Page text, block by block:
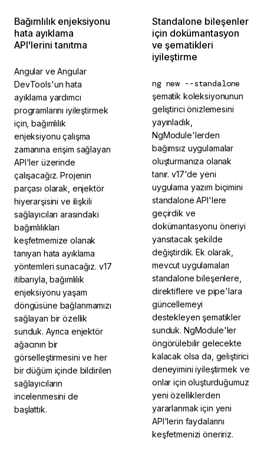
Bağımlılık enjeksiyonu
hata ayıklama
API'lerini tanıtma
Angular ve Angular
DevTools'un hata
ayıklama yardımcı
programlarını iyileştirmek
için, bağımlılık
enjeksiyonu çalışma
zamanına erişim sağlayan
API'ler üzerinde
çalışacağız. Projenin
parçası olarak, enjektör
hiyerarşisini ve ilişkili
sağlayıcıları arasındaki
bağımlılıkları
keşfetmemize olanak
tanıyan hata ayıklama
yöntemleri sunacağız. v17
itibarıyla, bağımlılık
enjeksiyonu yaşam
döngüsüne bağlanmamızı
sağlayan bir özellik
sunduk. Ayrıca enjektör
ağacının bir
görselleştirmesini ve her
bir düğüm içinde bildirilen
sağlayıcıların
incelenmesini de
başlattık.
Standalone bileşenler
için dokümantasyon
ve şematikleri
iyileştirme
ng new --standalone
şematik koleksiyonunun
geliştirici önizlemesini
yayınladık,
NgModule'lerden
bağımsız uygulamalar
oluşturmanıza olanak
tanır. v17'de yeni
uygulama yazım biçimini
standalone API'lere
geçirdik ve
dokümantasyonu öneriyi
yansıtacak şekilde
değiştirdik. Ek olarak,
mevcut uygulamaları
standalone bileşenlere,
direktiflere ve pipe'lara
güncellemeyi
destekleyen şematikler
sunduk. NgModule'ler
öngörülebilir gelecekte
kalacak olsa da, geliştirici
deneyimini iyileştirmek ve
onlar için oluşturduğumuz
yeni özelliklerden
yararlanmak için yeni
API'lerin faydalarını
keşfetmenizi öneririz.